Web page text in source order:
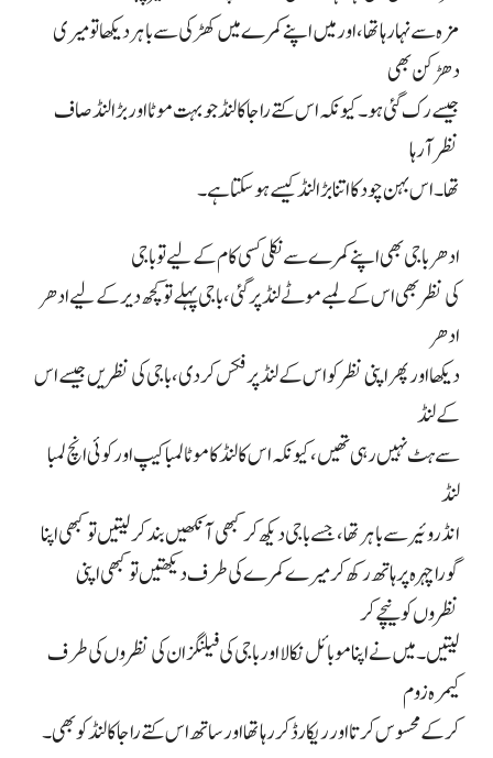
مزہ سے نہا رہا تھا، اور میں اپنے کمرے میں کھڑکی سے باہر دیکھا تو میری
دھڑکن بھی
جیسے رک گئی ہو۔ کیونکہ اس کتے راجا کا لنڈ جو بہت موٹا اور بڑا لنڈ صاف
نظر آ رہا
تھا۔ اس بہن چود کا اتنا بڑا لنڈ کیسے ہو سکتا ہے۔
ادھر باجی بھی اپنے کمرے سے نکلی کسی کام کے لیے تو باجی
کی نظر بھی اس کے لمبے موٹے لنڈ پر گئی، باجی پہلے تو کچھ دیر کے لیے ادھر
ادھر
دیکھا اور پھر اپنی نظر کو اس کے لنڈ پر فکس کر دی، باجی کی نظریں جیسے اس
کے لنڈ
سے ہٹ نہیں رہی تھیں، کیونکہ اس کا لنڈ کا موٹا لمبا کیپ اور کوئی انچ لمبا
لنڈ
انڈروئیر سے باہر تھا، جسے باجی دیکھ کر کبھی آنکھیں بند کر لیتیں تو کبھی اپنا
گورا چہرہ پر ہاتھ رکھ کر میرے کمرے کی طرف دیکھتیں تو کبھی اپنی
نظروں کو نیچے کر
لیتیں۔ میں نے اپنا موبائل نکالا اور باجی کی فیلنگز ان کی نظروں کی طرف
کیمرہ زوم
کر کے محسوس کرتا اور ریکارڈ کر رہا تھا اور ساتھ اس کتے راجا کا لنڈ کو بھی۔